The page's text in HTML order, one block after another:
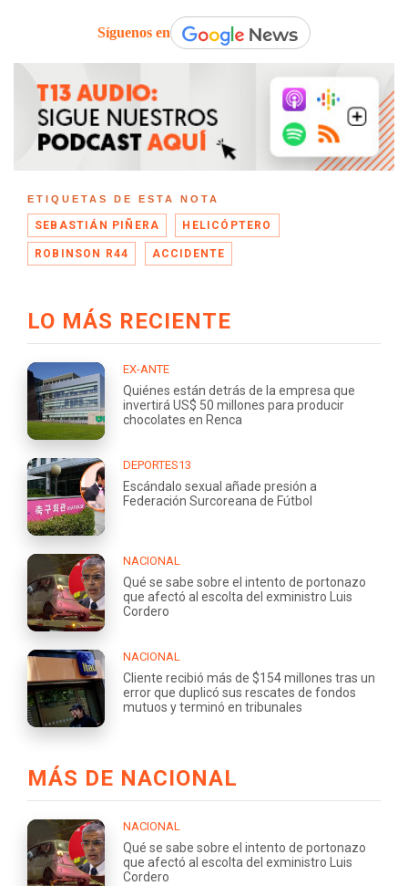
Síguenos en
ETIQUETAS DE ESTA NOTA
SEBASTIÁN PIÑERA HELICÓPTERO
ROBINSON R44 ACCIDENTE
LO MÁS RECIENTE
EX-ANTE
Quiénes están detrás de la empresa que
invertirá US$ 50 millones para producir
chocolates en Renca
DEPORTES13
Escándalo sexual añade presión a
Federación Surcoreana de Fútbol
NACIONAL
Qué se sabe sobre el intento de portonazo
que afectó al escolta del exministro Luis
Cordero
NACIONAL
Cliente recibió más de $154 millones tras un
error que duplicó sus rescates de fondos
mutuos y terminó en tribunales
MÁS DE NACIONAL
NACIONAL
Qué se sabe sobre el intento de portonazo
que afectó al escolta del exministro Luis
Cordero